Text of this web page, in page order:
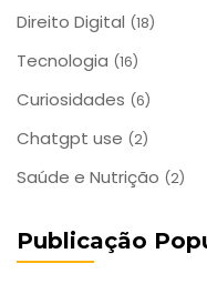
Direito Digital (18)
Tecnologia (16)
Curiosidades (6)
Chatgpt use (2)
Saúde e Nutrição (2)
Publicação